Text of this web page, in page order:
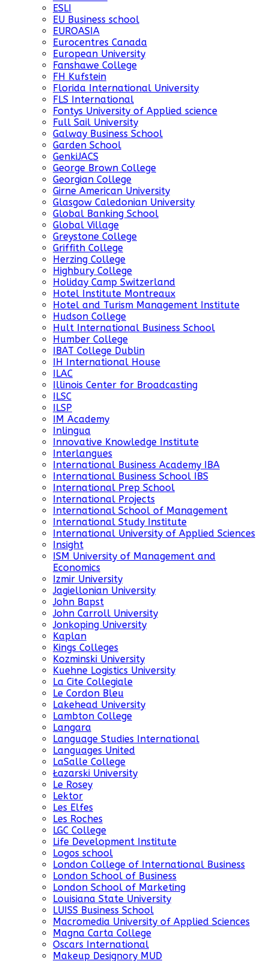
ESLI
EU Business school
EUROASIA
Eurocentres Canada
European University
Fanshawe College
FH Kufstein
Florida International University
FLS International
Fontys University of Applied science
Full Sail University
Galway Business School
Garden School
GenkiJACS
George Brown College
Georgian College
Girne American University
Glasgow Caledonian University
Global Banking School
Global Village
Greystone College
Griffith College
Herzing College
Highbury College
Holiday Camp Switzerland
Hotel Institute Montreaux
Hotel and Turism Management Institute
Hudson College
Hult International Business School
Humber College
IBAT College Dublin
IH International House
ILAC
Illinois Center for Broadcasting
ILSC
ILSP
IM Academy
Inlingua
Innovative Knowledge Institute
Interlangues
International Business Academy IBA
International Business School IBS
International Prep School
International Projects
International School of Management
International Study Institute
International University of Applied Sciences
Insight
ISM University of Management and
Economics
Izmir University
Jagiellonian University
John Bapst
John Carroll University
Jonkoping University
Kaplan
Kings Colleges
Kozminski University
Kuehne Logistics University
La Cite Collegiale
Le Cordon Bleu
Lakehead University
Lambton College
Langara
Language Studies International
Languages United
LaSalle College
Łazarski University
Le Rosey
Lektor
Les Elfes
Les Roches
LGC College
Life Development Institute
Logos school
London College of International Business
London School of Business
London School of Marketing
Louisiana State University
LUISS Business School
Macromedia University of Applied Sciences
Magna Carta College
Oscars International
Makeup Designory MUD